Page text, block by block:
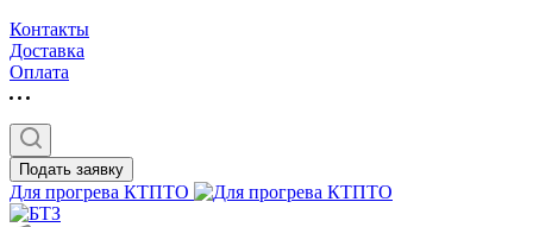
Контакты
Доставка
Оплата
Подать заявку
Для прогрева КТПТО